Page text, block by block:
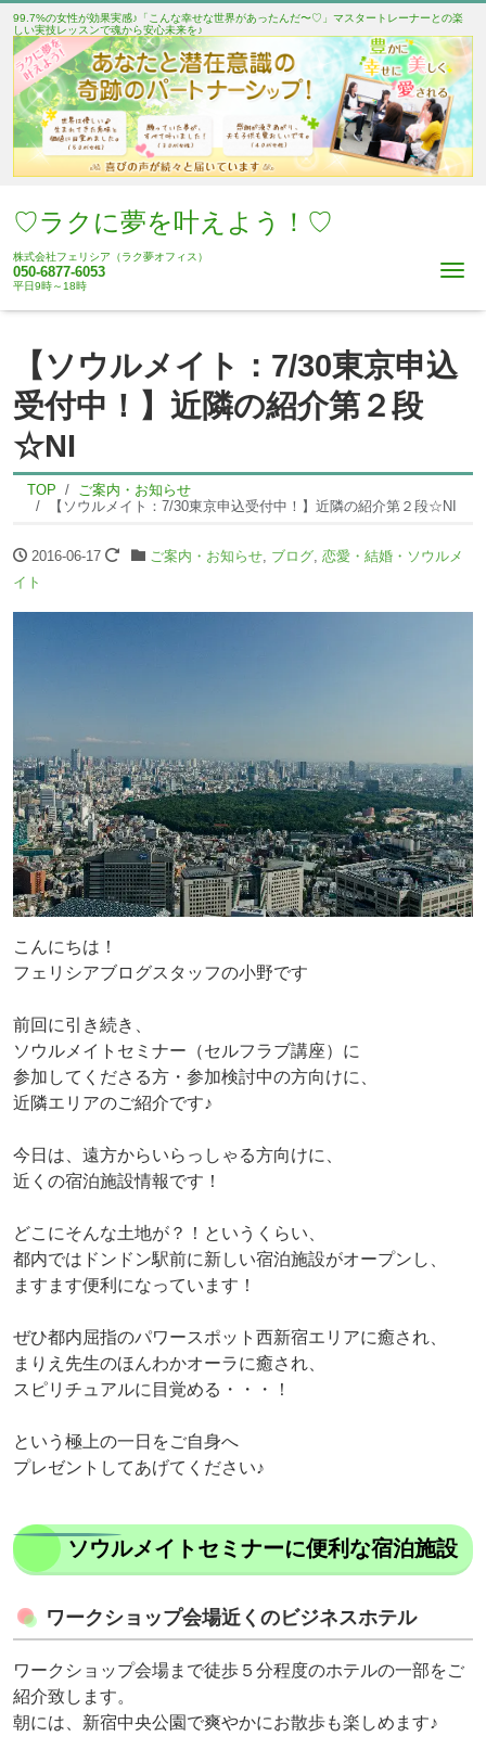
99.7%の女性が効果実感♪「こんな幸せな世界があったんだ〜♡」マスタートレーナーとの楽
しい実技レッスンで魂から安心未来を♪
♡ラクに夢を叶えよう！♡
株式会社フェリシア（ラク夢オフィス）
050-6877-6053
平日9時～18時
【ソウルメイト：7/30東京申込
受付中！】近隣の紹介第２段
☆NI
TOP
ご案内・お知らせ
【ソウルメイト：7/30東京申込受付中！】近隣の紹介第２段☆NI
2016-06-17 ご案内・お知らせ, ブログ, 恋愛・結婚・ソウルメ
イト
こんにちは！
フェリシアブログスタッフの小野です
前回に引き続き、
ソウルメイトセミナー（セルフラブ講座）に
参加してくださる方・参加検討中の方向けに、
近隣エリアのご紹介です♪
今日は、遠方からいらっしゃる方向けに、
近くの宿泊施設情報です！
どこにそんな土地が？！というくらい、
都内ではドンドン駅前に新しい宿泊施設がオープンし、
ますます便利になっています！
ぜひ都内屈指のパワースポット西新宿エリアに癒され、
まりえ先生のほんわかオーラに癒され、
スピリチュアルに目覚める・・・！
という極上の一日をご自身へ
プレゼントしてあげてください♪
ソウルメイトセミナーに便利な宿泊施設
ワークショップ会場近くのビジネスホテル
ワークショップ会場まで徒歩５分程度のホテルの一部をご
紹介致します。
朝には、新宿中央公園で爽やかにお散歩も楽しめます♪